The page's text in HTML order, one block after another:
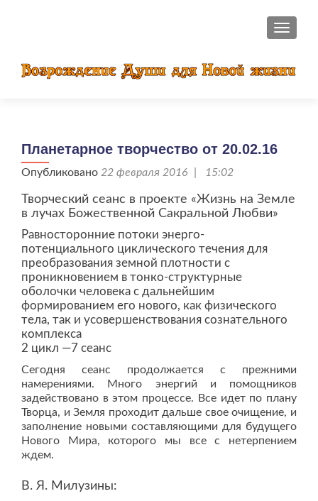
Планетарное творчество от 20.02.16
Опубликовано 22 февраля 2016 | 15:02
Творческий сеанс в проекте «Жизнь на Земле
в лучах Божественной Сакральной Любви»
Равносторонние потоки энерго-
потенциального циклического течения для
преобразования земной плотности с
проникновением в тонко-структурные
оболочки человека с дальнейшим
формированием его нового, как физического
тела, так и усовершенствования сознательного
комплекса
2 цикл —7 сеанс
Сегодня сеанс продолжается с прежними
намерениями. Много энергий и помощников
задействовано в этом процессе. Все идет по плану
Творца, и Земля проходит дальше свое очищение, и
заполнение новыми составляющими для будущего
Нового Мира, которого мы все с нетерпением
ждем.
В. Я. Милузины: